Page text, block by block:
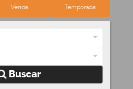
Venda Temporada
Buscar